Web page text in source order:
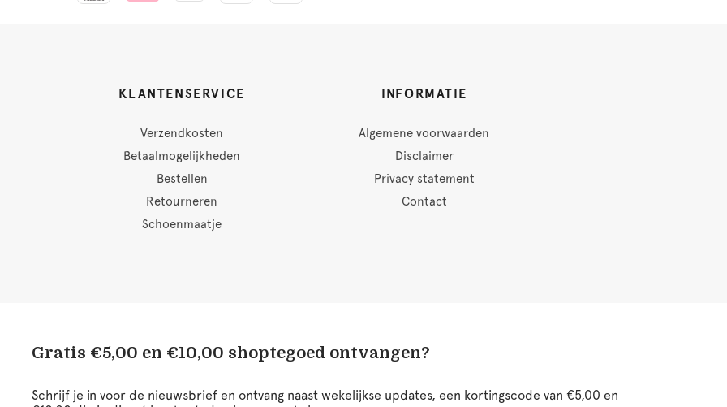
KLANTENSERVICE
Verzendkosten
Betaalmogelijkheden
Bestellen
Retourneren
Schoenmaatje
INFORMATIE
Algemene voorwaarden
Disclaimer
Privacy statement
Contact
Gratis €5,00 en €10,00 shoptegoed ontvangen?
Schrijf je in voor de nieuwsbrief en ontvang naast wekelijkse updates, een kortingscode van €5,00 en